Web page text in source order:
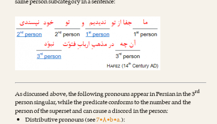
same person subcategory in a sentence:
As discussed above, the following pronouns appear in Persian in the 3rd
person singular, while the predicate conforms to the number and the
person of the superset and can cause a discord in the person:
Distributive pronouns (see7•۸•b•a.):